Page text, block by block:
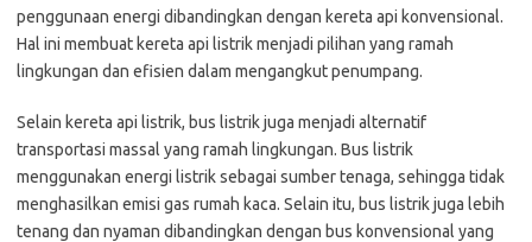
penggunaan energi dibandingkan dengan kereta api konvensional.
Hal ini membuat kereta api listrik menjadi pilihan yang ramah
lingkungan dan efisien dalam mengangkut penumpang.
Selain kereta api listrik, bus listrik juga menjadi alternatif
transportasi massal yang ramah lingkungan. Bus listrik
menggunakan energi listrik sebagai sumber tenaga, sehingga tidak
menghasilkan emisi gas rumah kaca. Selain itu, bus listrik juga lebih
tenang dan nyaman dibandingkan dengan bus konvensional yang